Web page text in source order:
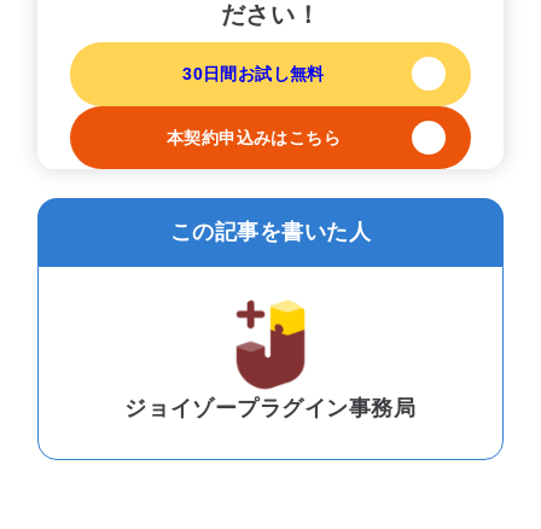
ださい！
30日間お試し無料
本契約申込みはこちら
この記事を書いた人
ジョイゾープラグイン事務局